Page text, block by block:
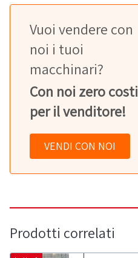
Vuoi vendere con
noi i tuoi
macchinari?
Con noi zero costi
per il venditore!
VENDI CON NOI
Prodotti correlati